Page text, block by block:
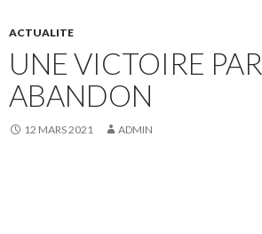
ACTUALITE
UNE VICTOIRE PAR
ABANDON
12 MARS 2021 ADMIN